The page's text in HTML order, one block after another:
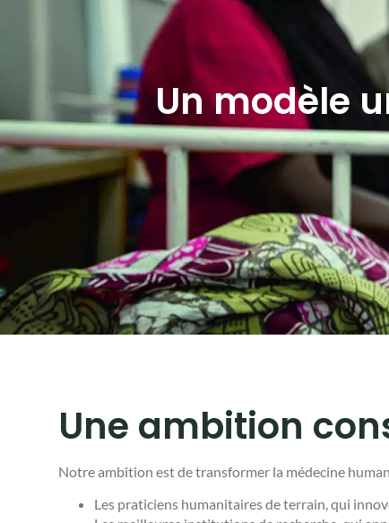
Un modèle
Une ambition
Notre ambition est de transformer la médecine
Les praticiens humanitaires de terrain, qui